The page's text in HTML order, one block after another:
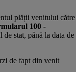
plății venitului către
100 -
stat, până la data de
de fapt din venit